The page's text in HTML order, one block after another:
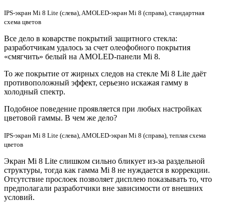
IPS-экран Mi 8 Lite (слева), AMOLED-экран Mi 8 (справа), стандартная
схема цветов
Все дело в коварстве покрытий защитного стекла:
разработчикам удалось за счет олеофобного покрытия
«смягчить» белый на AMOLED-панели Mi 8.
То же покрытие от жирных следов на стекле Mi 8 Lite даёт
противоположный эффект, серьезно искажая гамму в
холодный спектр.
Подобное поведение проявляется при любых настройках
цветовой гаммы. В чем же дело?
IPS-экран Mi 8 Lite (слева), AMOLED-экран Mi 8 (справа), теплая схема
цветов
Экран Mi 8 Lite слишком сильно бликует из-за раздельной
структуры, тогда как гамма Mi 8 не нуждается в коррекции.
Отсутствие прослоек позволяет дисплею показывать то, что
предполагали разработчики вне зависимости от внешних
условий.